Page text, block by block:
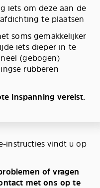
iets om deze aan de
te plaatsen
soms gemakkelijker
iets dieper in te
(gebogen)
rubberen
inspanning vereist.
instructies vindt u op
of vragen
met ons op te